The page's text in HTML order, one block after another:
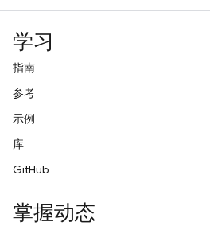
学习
指南
参考
示例
库
GitHub
掌握动态